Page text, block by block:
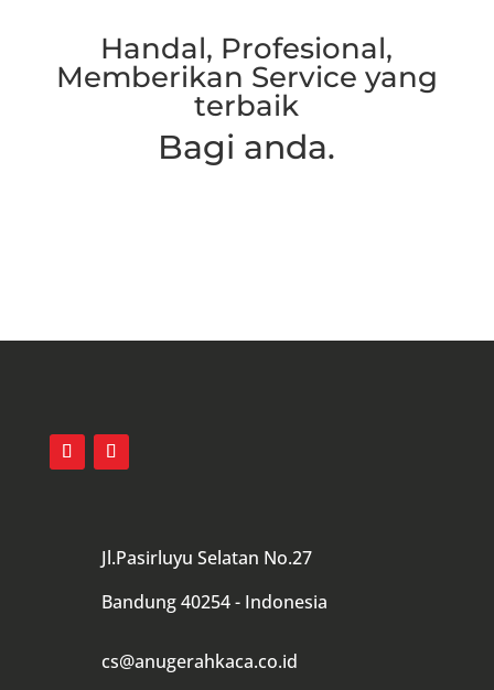
Handal, Profesional,
Memberikan Service yang
terbaik
Bagi anda.
Jl.Pasirluyu Selatan No.27
Bandung 40254 - Indonesia
cs@anugerahkaca.co.id